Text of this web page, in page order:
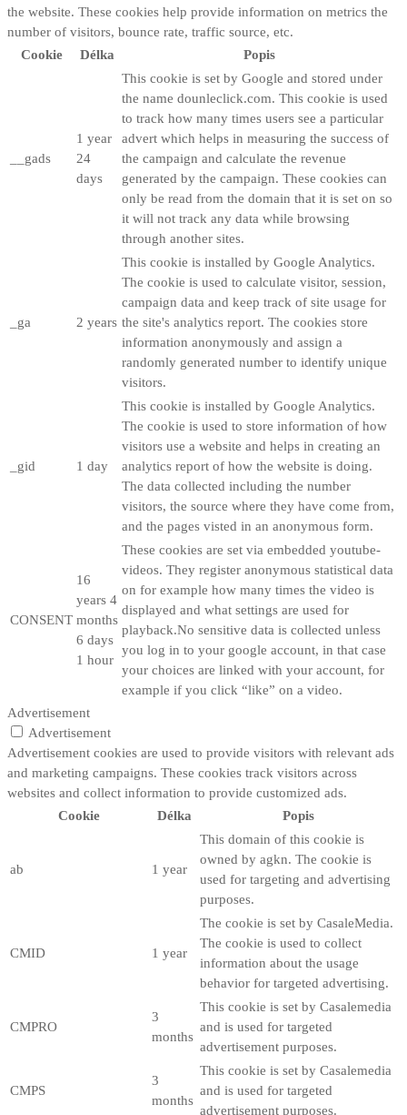
the website. These cookies help provide information on metrics the
number of visitors, bounce rate, traffic source, etc.
Cookie
Délka Popis
__gads
1 year
24
days
This cookie is set by Google and stored under
the name dounleclick.com. This cookie is used
to track how many times users see a particular
advert which helps in measuring the success of
the campaign and calculate the revenue
generated by the campaign. These cookies can
only be read from the domain that it is set on so
it will not track any data while browsing
through another sites.
_ga 2 years
This cookie is installed by Google Analytics.
The cookie is used to calculate visitor, session,
campaign data and keep track of site usage for
the site's analytics report. The cookies store
information anonymously and assign a
randomly generated number to identify unique
visitors.
_gid 1 day
This cookie is installed by Google Analytics.
The cookie is used to store information of how
visitors use a website and helps in creating an
analytics report of how the website is doing.
The data collected including the number
visitors, the source where they have come from,
and the pages visted in an anonymous form.
CONSENT
16
years 4
months
6 days
1 hour
These cookies are set via embedded youtube-
videos. They register anonymous statistical data
on for example how many times the video is
displayed and what settings are used for
playback.No sensitive data is collected unless
you log in to your google account, in that case
your choices are linked with your account, for
example if you click “like” on a video.
Advertisement
Advertisement
Advertisement cookies are used to provide visitors with relevant ads
and marketing campaigns. These cookies track visitors across
websites and collect information to provide customized ads.
Cookie
Délka Popis
ab 1 year
This domain of this cookie is
owned by agkn. The cookie is
used for targeting and advertising
purposes.
CMID 1 year
The cookie is set by CasaleMedia.
The cookie is used to collect
information about the usage
behavior for targeted advertising.
CMPRO
3
months
This cookie is set by Casalemedia
and is used for targeted
advertisement purposes.
CMPS
3
months
This cookie is set by Casalemedia
and is used for targeted
advertisement purposes.